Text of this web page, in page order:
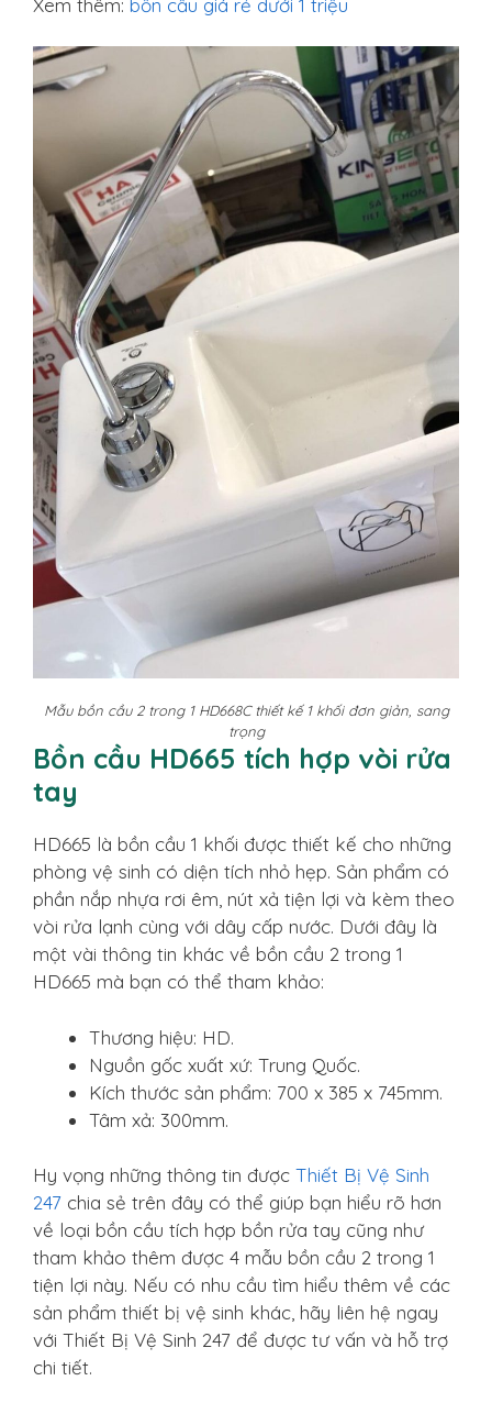
Mẫu bồn cầu 2 trong 1 HD668C thiết kế 1 khối đơn giản, sang
trọng
Bồn cầu HD665 tích hợp vòi rửa
tay
HD665 là bồn cầu 1 khối được thiết kế cho những
phòng vệ sinh có diện tích nhỏ hẹp. Sản phẩm có
phần nắp nhựa rơi êm, nút xả tiện lợi và kèm theo
vòi rửa lạnh cùng với dây cấp nước. Dưới đây là
một vài thông tin khác về bồn cầu 2 trong 1
HD665 mà bạn có thể tham khảo:
Thương hiệu: HD.
Nguồn gốc xuất xứ: Trung Quốc.
Kích thước sản phẩm: 700 x 385 x 745mm.
Tâm xả: 300mm.
Hy vọng những thông tin được Thiết Bị Vệ Sinh
247 chia sẻ trên đây có thể giúp bạn hiểu rõ hơn
về loại bồn cầu tích hợp bồn rửa tay cũng như
tham khảo thêm được 4 mẫu bồn cầu 2 trong 1
tiện lợi này. Nếu có nhu cầu tìm hiểu thêm về các
sản phẩm thiết bị vệ sinh khác, hãy liên hệ ngay
với Thiết Bị Vệ Sinh 247 để được tư vấn và hỗ trợ
chi tiết.